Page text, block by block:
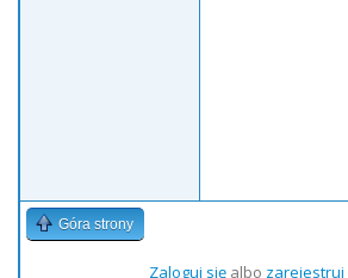
Góra strony
Zaloguj sięalbo zarejestruj